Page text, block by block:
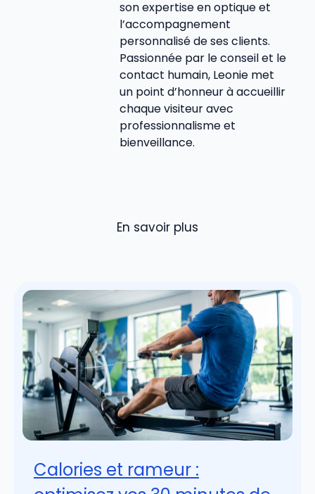
son expertise en optique et
l’accompagnement
personnalisé de ses clients.
Passionnée par le conseil et le
contact humain, Leonie met
un point d’honneur à accueillir
chaque visiteur avec
professionnalisme et
bienveillance.
En savoir plus
Calories et rameur :